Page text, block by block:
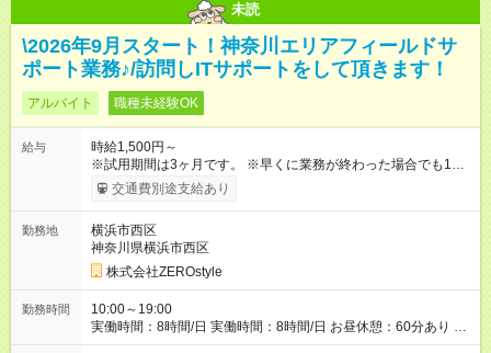
未読
\2026年9月スタート！神奈川エリアフィールドサ
ポート業務♪/訪問しITサポートをして頂きます！
アルバイト 職種未経験OK
給与
時給1,500円～
※試用期間は3ヶ月です。 ※早くに業務が終わった場合でも1日
分満額支給させて頂きます。 【試用期間】試用期間あり 試用期
間の長さ：3ヶ月 雇用形態、給与は本採用時と同じです。
交通費別途支給あり
勤務地
横浜市西区
神奈川県横浜市西区
株式会社ZEROstyle
勤務時間
10:00～19:00
実働時間：8時間/日 実働時間：8時間/日 お昼休憩：60分あり 土
日祝含む全日シフト制